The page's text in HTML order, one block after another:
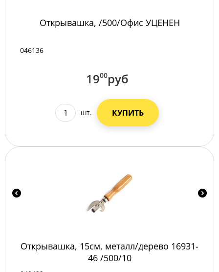
Открывашка, /500/Офис УЦЕНЕН
046136
1900руб
шт. КУПИТЬ
Открывашка, 15см, металл/дерево 16931-
46 /500/10